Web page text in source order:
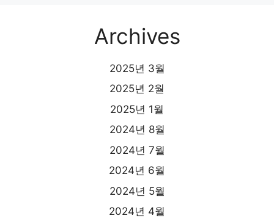
Archives
2025년 3월
2025년 2월
2025년 1월
2024년 8월
2024년 7월
2024년 6월
2024년 5월
2024년 4월